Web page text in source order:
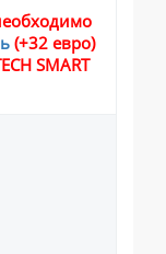
(+32 евро)
SMART